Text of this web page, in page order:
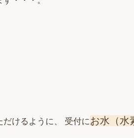
けるように、 受付にお水（水